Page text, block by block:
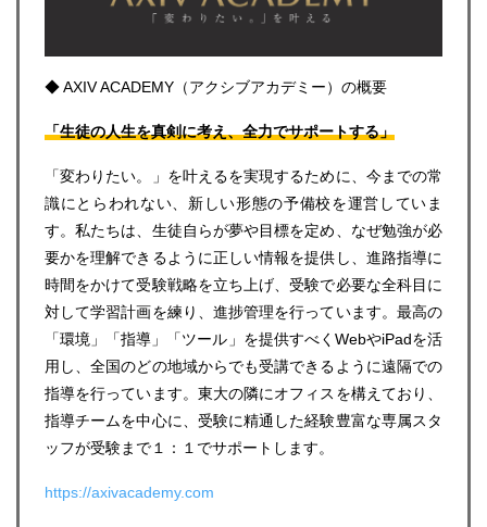
◆ AXIV ACADEMY（アクシブアカデミー）の概要
「生徒の人生を真剣に考え、全力でサポートする」
「変わりたい。」を叶えるを実現するために、今までの常
識にとらわれない、新しい形態の予備校を運営していま
す。私たちは、生徒自らが夢や目標を定め、なぜ勉強が必
要かを理解できるように正しい情報を提供し、進路指導に
時間をかけて受験戦略を立ち上げ、受験で必要な全科目に
対して学習計画を練り、進捗管理を行っています。最高の
「環境」「指導」「ツール」を提供すべくWebやiPadを活
用し、全国のどの地域からでも受講できるように遠隔での
指導を行っています。東大の隣にオフィスを構えており、
指導チームを中心に、受験に精通した経験豊富な専属スタ
ッフが受験まで１：１でサポートします。
https://axivacademy.com